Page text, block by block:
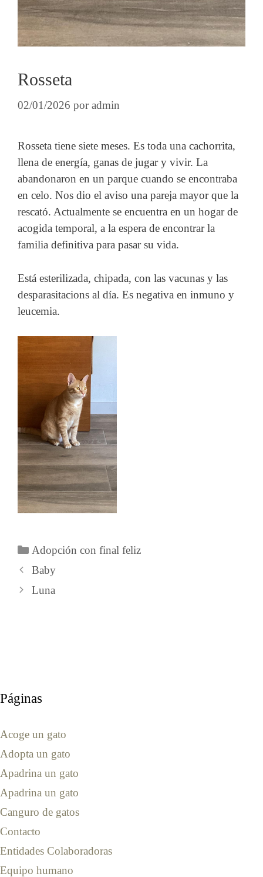
Rosseta
02/01/2026 poradmin
Rosseta tiene siete meses. Es toda una cachorrita,
llena de energía, ganas de jugar y vivir. La
abandonaron en un parque cuando se encontraba
en celo. Nos dio el aviso una pareja mayor que la
rescató. Actualmente se encuentra en un hogar de
acogida temporal, a la espera de encontrar la
familia definitiva para pasar su vida.
Está esterilizada, chipada, con las vacunas y las
desparasitacions al día. Es negativa en inmuno y
leucemia.
Categorías
Adopción con final feliz
Baby
Luna
Páginas
Acoge un gato
Adopta un gato
Apadrina un gato
Apadrina un gato
Canguro de gatos
Contacto
Entidades Colaboradoras
Equipo humano